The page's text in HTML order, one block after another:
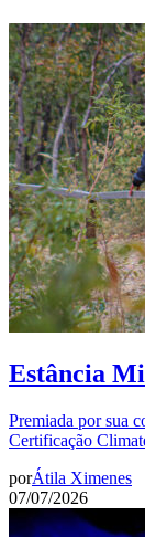
Estância
Premiada por sua
Certificação
porÁtila Ximenes
07/07/2026